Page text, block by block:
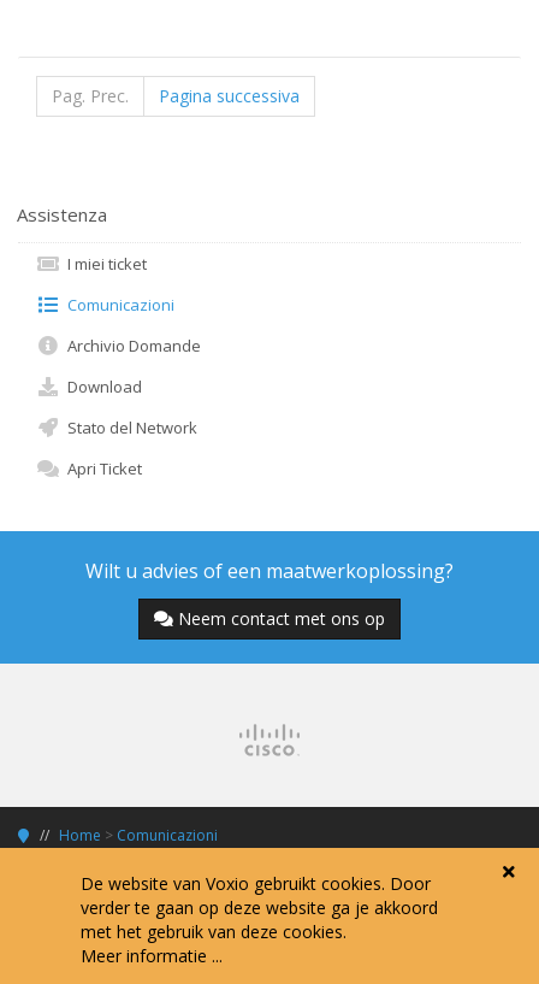
Pag. Prec. Pagina successiva
Assistenza
I miei ticket
Comunicazioni
Archivio Domande
Download
Stato del Network
Apri Ticket
Wilt u advies of een maatwerkoplossing?
Neem contact met ons op
Home > Comunicazioni
Copyright © 2026 Voxio Internet Services.
De website van Voxio gebruikt cookies. Door
verder te gaan op deze website ga je akkoord
met het gebruik van deze cookies.
Meer informatie ...